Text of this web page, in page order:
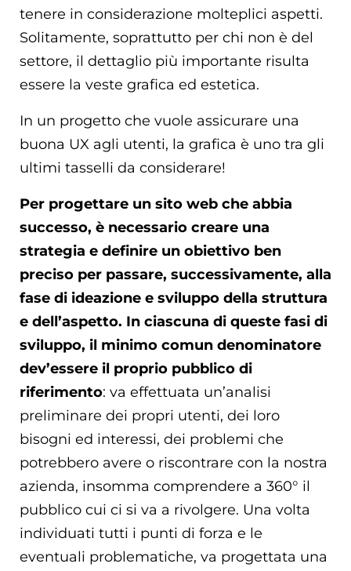
tenere in considerazione molteplici aspetti.
Solitamente, soprattutto per chi non è del
settore, il dettaglio più importante risulta
essere la veste grafica ed estetica.
In un progetto che vuole assicurare una
buona UX agli utenti, la grafica è uno tra gli
ultimi tasselli da considerare!
Per progettare un sito web che abbia
successo, è necessario creare una
strategia e definire un obiettivo ben
preciso per passare, successivamente, alla
fase di ideazione e sviluppo della struttura
e dell’aspetto. In ciascuna di queste fasi di
sviluppo, il minimo comun denominatore
dev’essere il proprio pubblico di
riferimento: va effettuata un’analisi
preliminare dei propri utenti, dei loro
bisogni ed interessi, dei problemi che
potrebbero avere o riscontrare con la nostra
azienda, insomma comprendere a 360° il
pubblico cui ci si va a rivolgere. Una volta
individuati tutti i punti di forza e le
eventuali problematiche, va progettata una